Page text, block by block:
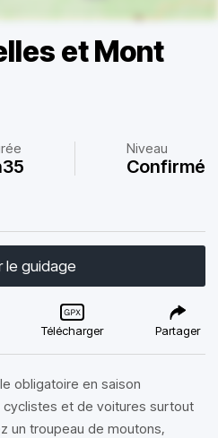
et Mont
Niveau
Confirmé
le guidage
Télécharger Partager
obligatoire en saison
et de voitures surtout
un troupeau de moutons,